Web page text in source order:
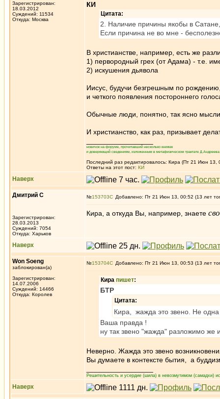
Зарегистрирован:
18.03.2012
Суждений: 11534
Откуда: Москва
КИ
Цитата:
2. Наличие причины якобы в
Если причина не во мне -
В христианстве, например, есть же
1) первородный грех (от Адама) - т.е.
2) искушения дьявола
Иисус, будучи безгрешным по
и четкого появления постороннего
Обычные люди, понятно, так ясно
И христианство, как раз, призывает
новичок на форуме, прочитавший несколько книжек
и доверяющий сведениям, изложенным в метафизическом трактате
Последний раз редактировалось: Кира (Пт 21 Июн 13,
Ответы на этот пост: КИ
Наверх
Дмитрий С
Зарегистрирован:
28.03.2013
Суждений: 7054
Откуда: Харьков
№153703 Добавлено: Пт 21 Июн 13, 00:52 (13 лет
Кира, а откуда Вы, например, знаете
Наверх
Won Soeng
заблокирован(а)
Зарегистрирован:
14.07.2006
Суждений: 14466
Откуда: Королев
№153704 Добавлено: Пт 21 Июн 13, 00:53 (13 лет
Кира пишет:
БТР
Цитата:
Кира, жажда это звено. Не
Ваша правда !
ну так звено "жажда" разложимо же
Неверно. Жажда это звено
Вы думаете в контексте бытия, а
Решительность и усердие (шила) в невозмутимом (самадхи)
Наверх